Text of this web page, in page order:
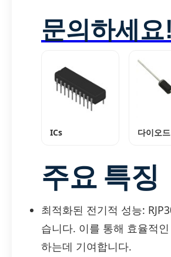
문의하세요!
ICs 다이오드
주요 특징
최적화된 전기적 성능:
습니다. 이를 통해 효율적
하는데 기여합니다.